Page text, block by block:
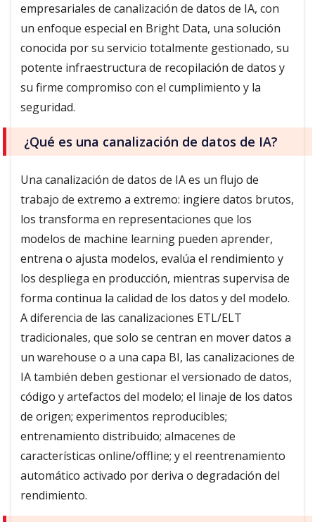
empresariales de canalización de datos de IA, con
un enfoque especial en Bright Data, una solución
conocida por su servicio totalmente gestionado, su
potente infraestructura de recopilación de datos y
su firme compromiso con el cumplimiento y la
seguridad.
¿Qué es una canalización de datos de IA?
Una canalización de datos de IA es un flujo de
trabajo de extremo a extremo: ingiere datos brutos,
los transforma en representaciones que los
modelos de machine learning pueden aprender,
entrena o ajusta modelos, evalúa el rendimiento y
los despliega en producción, mientras supervisa de
forma continua la calidad de los datos y del modelo.
A diferencia de las canalizaciones ETL/ELT
tradicionales, que solo se centran en mover datos a
un warehouse o a una capa BI, las canalizaciones de
IA también deben gestionar el versionado de datos,
código y artefactos del modelo; el linaje de los datos
de origen; experimentos reproducibles;
entrenamiento distribuido; almacenes de
características online/offline; y el reentrenamiento
automático activado por deriva o degradación del
rendimiento.